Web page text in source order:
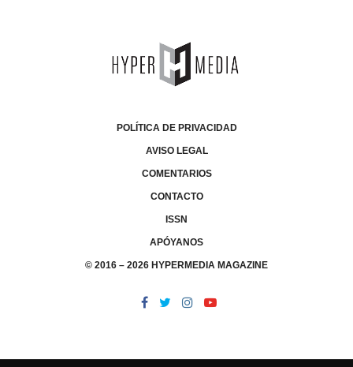
POLÍTICA DE PRIVACIDAD
AVISO LEGAL
COMENTARIOS
CONTACTO
ISSN
APÓYANOS
© 2016 – 2026 HYPERMEDIA MAGAZINE